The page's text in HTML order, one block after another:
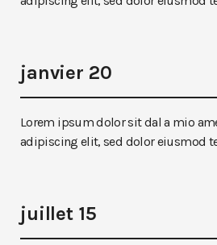
janvier 20
Lorem ipsum dolor sit dal a mio
adipiscing elit, sed dolor eiusmod
juillet 15